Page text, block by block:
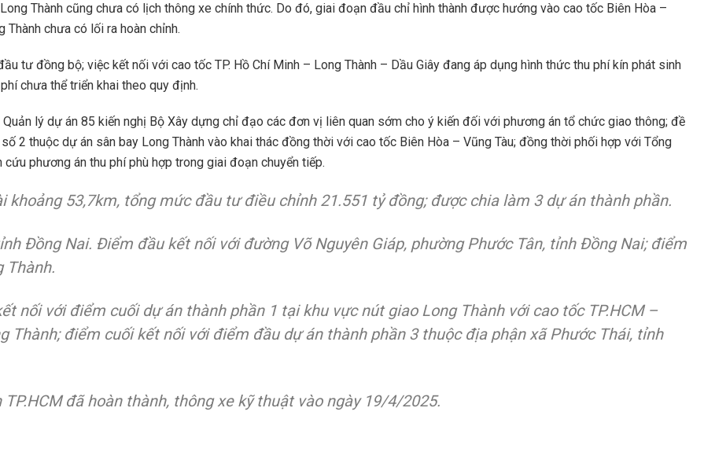
Thành cũng chưa có lịch thông xe chính thức. Do đó, giai đoạn đầu chỉ hình thành được hướng vào cao tốc Biên Hòa –
Thành chưa có lối ra hoàn chỉnh.
tư đồng bộ; việc kết nối với cao tốc TP. Hồ Chí Minh – Long Thành – Dầu Giây đang áp dụng hình thức thu phí kín phát sinh
chưa thể triển khai theo quy định.
lý dự án 85 kiến nghị Bộ Xây dựng chỉ đạo các đơn vị liên quan sớm cho ý kiến đối với phương án tổ chức giao thông; đề
2 thuộc dự án sân bay Long Thành vào khai thác đồng thời với cao tốc Biên Hòa – Vũng Tàu; đồng thời phối hợp với Tổng
phương án thu phí phù hợp trong giai đoạn chuyển tiếp.
khoảng 53,7km, tổng mức đầu tư điều chỉnh 21.551 tỷ đồng; được chia làm 3 dự án thành phần.
Đồng Nai. Điểm đầu kết nối với đường Võ Nguyên Giáp, phường Phước Tân, tỉnh Đồng Nai; điểm
Thành.
nối với điểm cuối dự án thành phần 1 tại khu vực nút giao Long Thành với cao tốc TP.HCM –
Thành; điểm cuối kết nối với điểm đầu dự án thành phần 3 thuộc địa phận xã Phước Thái, tỉnh
đã hoàn thành, thông xe kỹ thuật vào ngày 19/4/2025.